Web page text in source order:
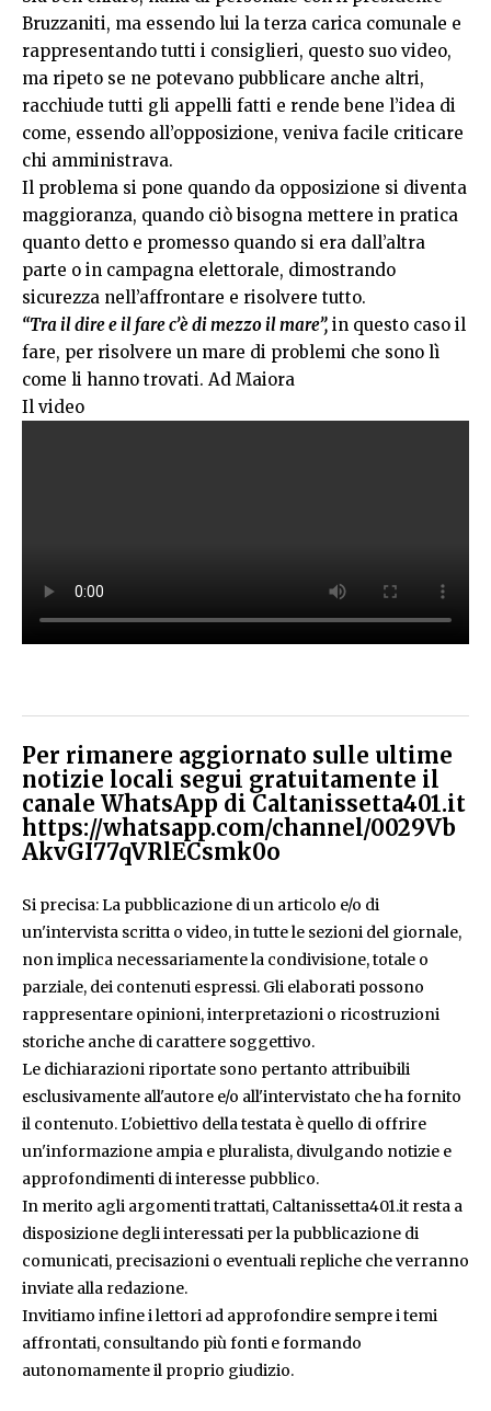
Bruzzaniti, ma essendo lui la terza carica comunale e
rappresentando tutti i consiglieri, questo suo video,
ma ripeto se ne potevano pubblicare anche altri,
racchiude tutti gli appelli fatti e rende bene l’idea di
come, essendo all’opposizione, veniva facile criticare
chi amministrava.
Il problema si pone quando da opposizione si diventa
maggioranza, quando ciò bisogna mettere in pratica
quanto detto e promesso quando si era dall’altra
parte o in campagna elettorale, dimostrando
sicurezza nell’affrontare e risolvere tutto.
“Tra il dire e il fare c’è di mezzo il mare”, in questo caso il
fare, per risolvere un mare di problemi che sono lì
come li hanno trovati. Ad Maiora
Il video
Per rimanere aggiornato sulle ultime
notizie locali segui gratuitamente il
canale WhatsApp di Caltanissetta401.it
https://whatsapp.com/channel/0029Vb
AkvGI77qVRlECsmk0o
Si precisa: La pubblicazione di un articolo e/o di
un'intervista scritta o video, in tutte le sezioni del giornale,
non implica necessariamente la condivisione, totale o
parziale, dei contenuti espressi. Gli elaborati possono
rappresentare opinioni, interpretazioni o ricostruzioni
storiche anche di carattere soggettivo.
Le dichiarazioni riportate sono pertanto attribuibili
esclusivamente all'autore e/o all'intervistato che ha fornito
il contenuto. L'obiettivo della testata è quello di offrire
un'informazione ampia e pluralista, divulgando notizie e
approfondimenti di interesse pubblico.
In merito agli argomenti trattati, Caltanissetta401.it resta a
disposizione degli interessati per la pubblicazione di
comunicati, precisazioni o eventuali repliche che verranno
inviate alla redazione.
Invitiamo infine i lettori ad approfondire sempre i temi
affrontati, consultando più fonti e formando
autonomamente il proprio giudizio.